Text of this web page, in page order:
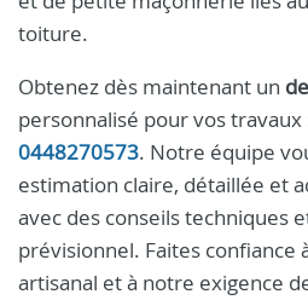
toiture.
Obtenez dès maintenant un
personnalisé pour vos travaux
0448270573. Notre équipe
estimation claire, détaillée et
avec des conseils techniques
prévisionnel. Faites confiance
artisanal et à notre exigence